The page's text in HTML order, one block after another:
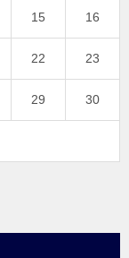
15 16
22 23
29 30